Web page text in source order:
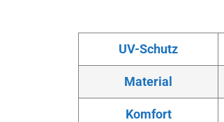
UV-Schutz
Material
Komfort